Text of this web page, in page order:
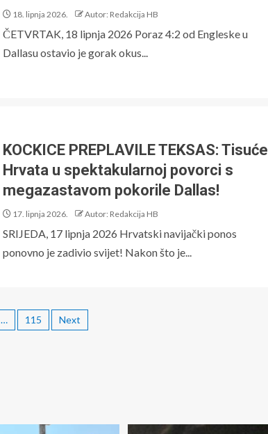
18. lipnja 2026. Autor: Redakcija HB
ČETVRTAK, 18 lipnja 2026 Poraz 4:2 od Engleske u
Dallasu ostavio je gorak okus...
KOCKICE PREPLAVILE TEKSAS: Tisuće
Hrvata u spektakularnoj povorci s
megazastavom pokorile Dallas!
17. lipnja 2026. Autor: Redakcija HB
SRIJEDA, 17 lipnja 2026 Hrvatski navijački ponos
ponovno je zadivio svijet! Nakon što je...
… 115 Next